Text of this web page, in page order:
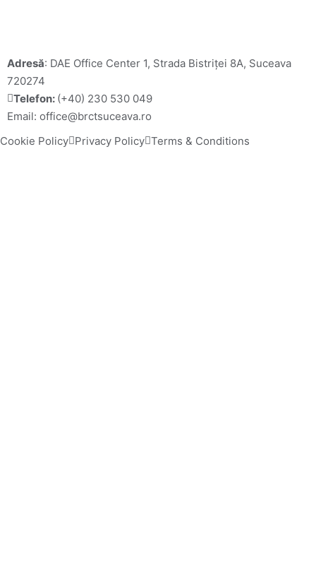
Adresă: DAE Office Center 1, Strada Bistriței 8A, Suceava
720274
Telefon: (+40) 230 530 049
Email: office@brctsuceava.ro
Cookie Policy Privacy Policy Terms & Conditions